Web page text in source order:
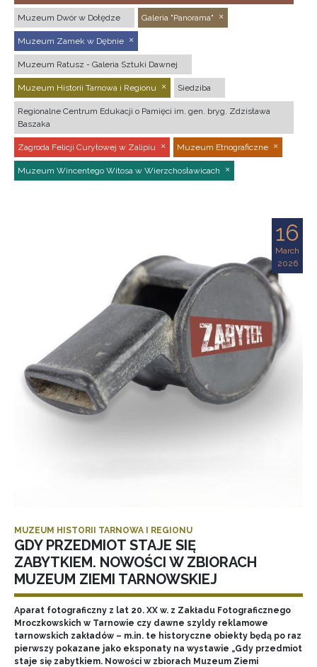
Muzeum Dwór w Dołędze Galeria "Panorama"
Muzeum Zamek w Dębnie
Muzeum Ratusz - Galeria Sztuki Dawnej
Muzeum Historii Tarnowa i Regionu Siedziba
Regionalne Centrum Edukacji o Pamięci im. gen. bryg. Zdzisława
Baszaka
Zagroda Felicji Curyłowej w Zalipiu Muzeum Etnograficzne
Muzeum Wincentego Witosa w Wierzchosławicach
16
March
2026
MUZEUM HISTORII TARNOWA I REGIONU
GDY PRZEDMIOT STAJE SIĘ
ZABYTKIEM. NOWOŚCI W ZBIORACH
MUZEUM ZIEMI TARNOWSKIEJ
Aparat fotograficzny z lat 20. XX w. z Zakładu Fotograficznego
Mroczkowskich w Tarnowie czy dawne szyldy reklamowe
tarnowskich zakładów – m.in. te historyczne obiekty będą po raz
pierwszy pokazane jako eksponaty na wystawie „Gdy przedmiot
staje się zabytkiem. Nowości w zbiorach Muzeum Ziemi